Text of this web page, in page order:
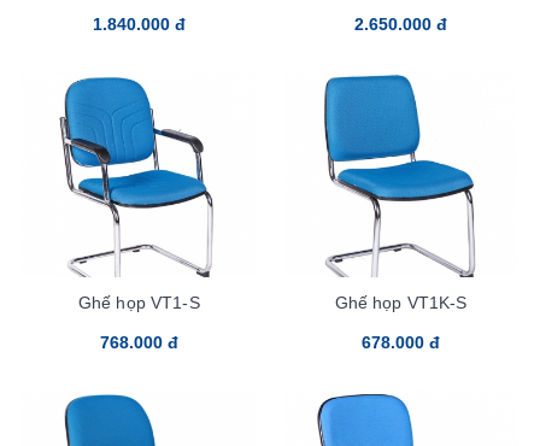
1.840.000 đ 2.650.000 đ
Ghế họp VT1-S
768.000 đ
Ghế họp VT1K-S
678.000 đ